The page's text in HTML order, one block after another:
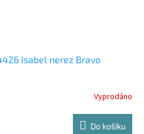
Isabel nerez Bravo
Vyprodáno
Do košíku